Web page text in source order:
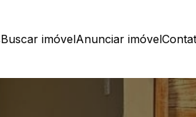
Buscar imóvelAnunciar imóvel